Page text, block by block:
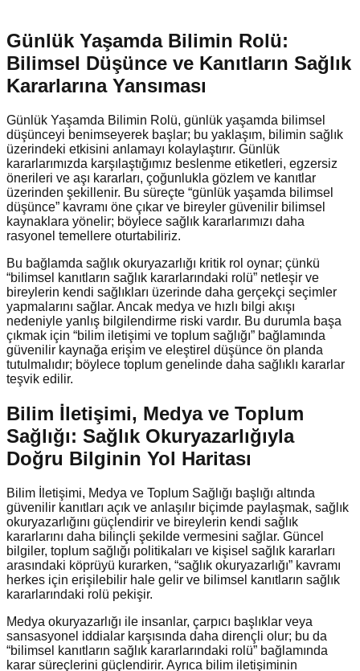
Günlük Yaşamda Bilimin Rolü:
Bilimsel Düşünce ve Kanıtların Sağlık
Kararlarına Yansıması
Günlük Yaşamda Bilimin Rolü, günlük yaşamda bilimsel
düşünceyi benimseyerek başlar; bu yaklaşım, bilimin sağlık
üzerindeki etkisini anlamayı kolaylaştırır. Günlük
kararlarımızda karşılaştığımız beslenme etiketleri, egzersiz
önerileri ve aşı kararları, çoğunlukla gözlem ve kanıtlar
üzerinden şekillenir. Bu süreçte “günlük yaşamda bilimsel
düşünce” kavramı öne çıkar ve bireyler güvenilir bilimsel
kaynaklara yönelir; böylece sağlık kararlarımızı daha
rasyonel temellere oturtabiliriz.
Bu bağlamda sağlık okuryazarlığı kritik rol oynar; çünkü
“bilimsel kanıtların sağlık kararlarındaki rolü” netleşir ve
bireylerin kendi sağlıkları üzerinde daha gerçekçi seçimler
yapmalarını sağlar. Ancak medya ve hızlı bilgi akışı
nedeniyle yanlış bilgilendirme riski vardır. Bu durumla başa
çıkmak için “bilim iletişimi ve toplum sağlığı” bağlamında
güvenilir kaynağa erişim ve eleştirel düşünce ön planda
tutulmalıdır; böylece toplum genelinde daha sağlıklı kararlar
teşvik edilir.
Bilim İletişimi, Medya ve Toplum
Sağlığı: Sağlık Okuryazarlığıyla
Doğru Bilginin Yol Haritası
Bilim İletişimi, Medya ve Toplum Sağlığı başlığı altında
güvenilir kanıtları açık ve anlaşılır biçimde paylaşmak, sağlık
okuryazarlığını güçlendirir ve bireylerin kendi sağlık
kararlarını daha bilinçli şekilde vermesini sağlar. Güncel
bilgiler, toplum sağlığı politikaları ve kişisel sağlık kararları
arasındaki köprüyü kurarken, “sağlık okuryazarlığı” kavramı
herkes için erişilebilir hale gelir ve bilimsel kanıtların sağlık
kararlarındaki rolü pekişir.
Medya okuryazarlığı ile insanlar, çarpıcı başlıklar veya
sansasyonel iddialar karşısında daha dirençli olur; bu da
“bilimsel kanıtların sağlık kararlarındaki rolü” bağlamında
karar süreçlerini güçlendirir. Ayrıca bilim iletişiminin